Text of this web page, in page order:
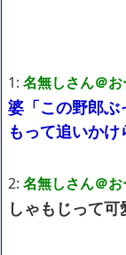
ハードオフに売
ｗｗｗｗｗ「こん
私は6年間「子無
たけど子無しの原因
Powered by
1: 名無しさん＠
婆「この野郎ぶ
もって追いか
2: 名無しさん＠
しゃもじって可